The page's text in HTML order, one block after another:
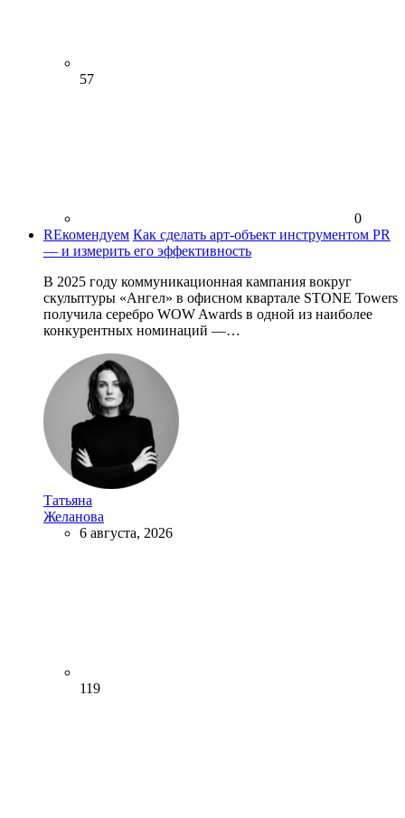
57
0
REкомендуем Как сделать арт-объект инструментом PR
— и измерить его эффективность
В 2025 году коммуникационная кампания вокруг
скульптуры «Ангел» в офисном квартале STONE Towers
получила серебро WOW Awards в одной из наиболее
конкурентных номинаций —…
Татьяна
Желанова
6 августа, 2026
119